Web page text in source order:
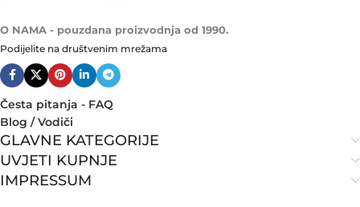
O NAMA - pouzdana proizvodnja od 1990.
Podijelite na društvenim mrežama
Česta pitanja - FAQ
Blog / Vodiči
GLAVNE KATEGORIJE
UVJETI KUPNJE
IMPRESSUM